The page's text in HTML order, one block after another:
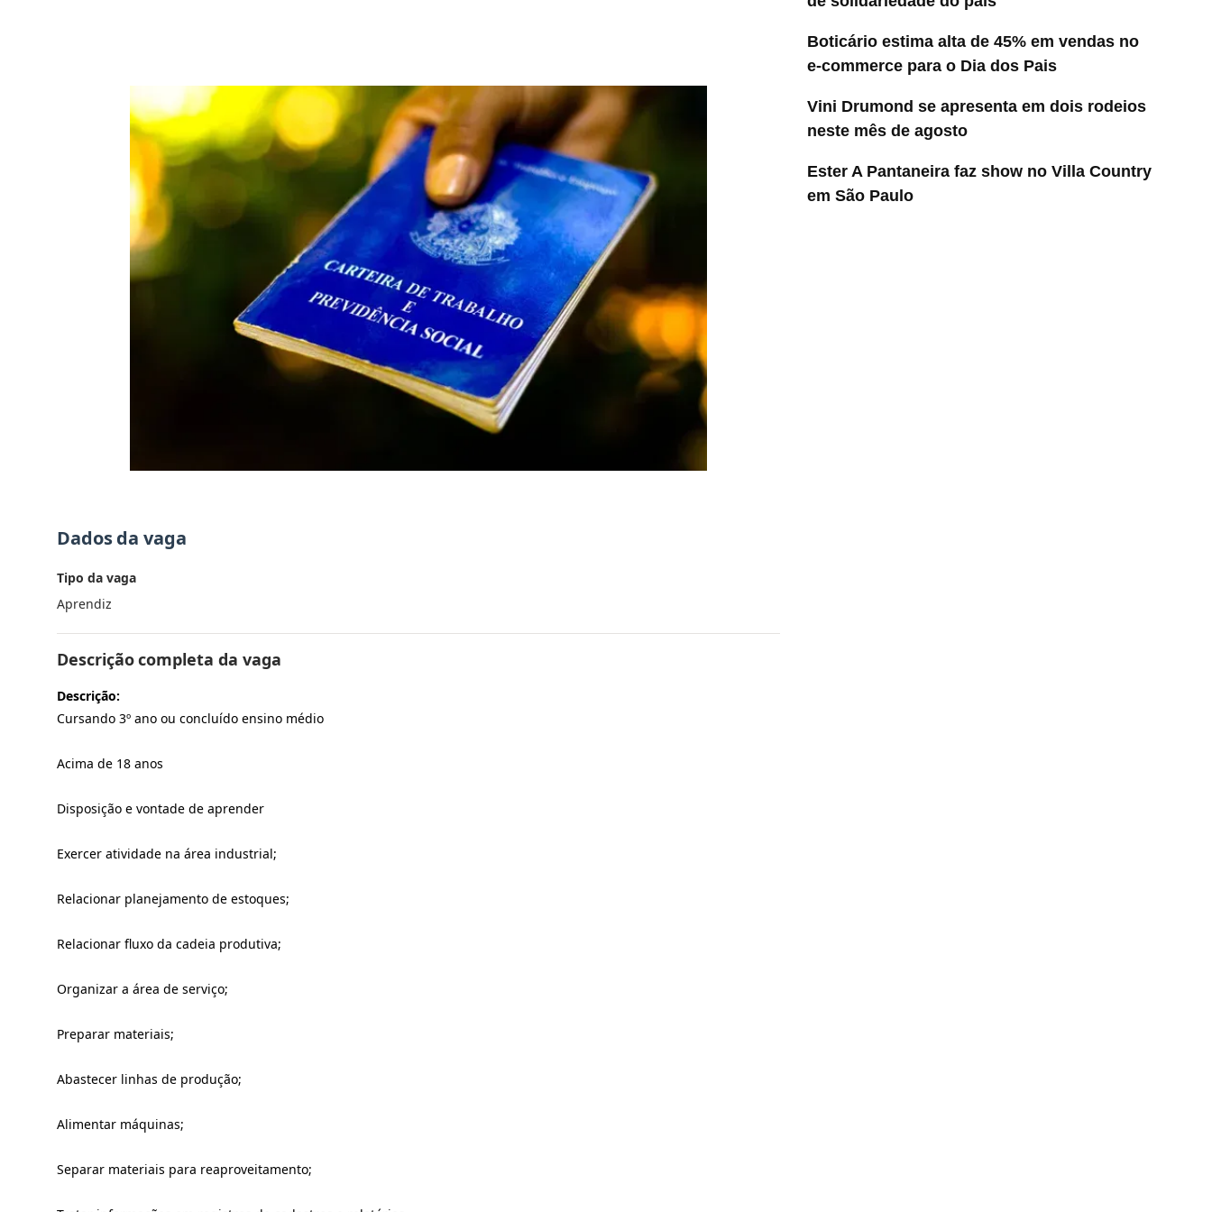
Dados da vaga
Tipo da vaga
Aprendiz
Descrição completa da vaga
Descrição:
Cursando 3º ano ou concluído ensino médio
Acima de 18 anos
Disposição e vontade de aprender
Exercer atividade na área industrial;
Relacionar planejamento de estoques;
Relacionar fluxo da cadeia produtiva;
Organizar a área de serviço;
Preparar materiais;
Abastecer linhas de produção;
Alimentar máquinas;
Separar materiais para reaproveitamento;
Boticário estima alta de 45% em vendas no
e-commerce para o Dia dos Pais
Vini Drumond se apresenta em dois rodeios
neste mês de agosto
Ester A Pantaneira faz show no Villa Country
em São Paulo